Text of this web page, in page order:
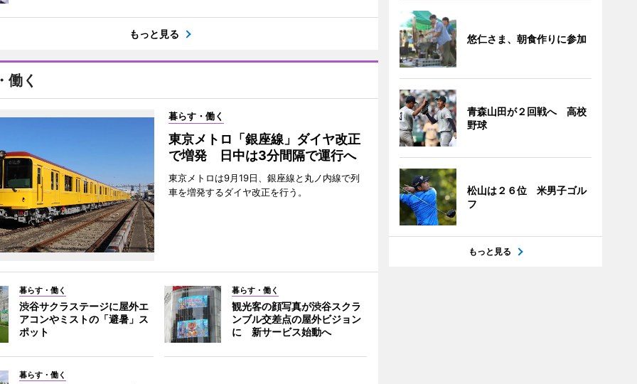
もっと見る
働く
暮らす・働く
東京メトロ「銀座線」ダイヤ改正
で増発 日中は3分間隔で運行へ
東京メトロは9月19日、銀座線と丸ノ内線で列
車を増発するダイヤ改正を行う。
暮らす・働く
渋谷サクラステージに屋外エ
アコンやミストの「避暑」ス
ポット
暮らす・働く
観光客の顔写真が渋谷スクラ
ンブル交差点の屋外ビジョン
に 新サービス始動へ
暮らす・働く
悠仁さま、朝食作りに参加
青森山田が２回戦へ 高校
野球
松山は２６位 米男子ゴル
フ
もっと見る